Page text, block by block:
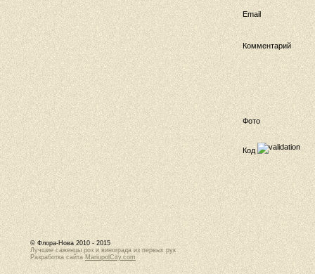
Email
Комментарий
Фото
Код
© Флора-Нова 2010 - 2015
Лучшие саженцы роз и винограда из первых рук
Разработка сайта MariupolCity.com